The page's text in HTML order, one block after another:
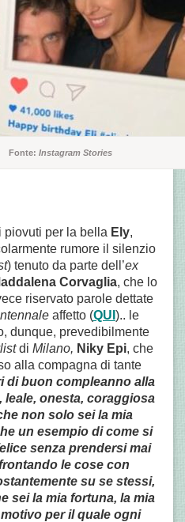
Fonte: Instagram Stories
piovuti per la bella Ely,
rumore il silenzio
) tenuto da parte dell’ex
Corvaglia, che lo
riservato parole dettate
affetto (QUI ).. le
dunque, prevedibilmente
di Milano, Niky Epi, che
alla compagna di tante
di buon compleanno alla
onesta, coraggiosa
non solo sei la mia
un esempio di come si
senza prendersi mai
le cose con
su se stessi,
sei la mia fortuna, la mia
per il quale ogni